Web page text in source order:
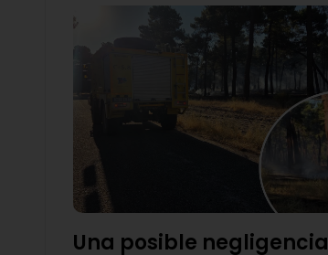
Una posible negligencia